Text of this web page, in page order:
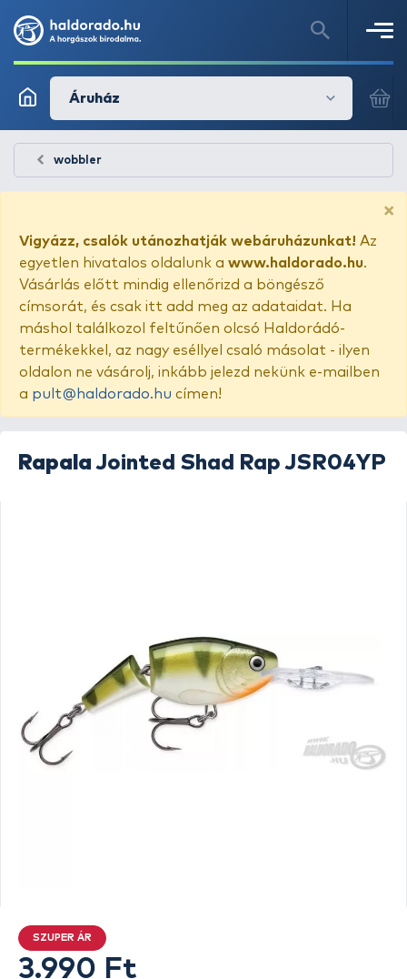
Áruház
wobbler
×
Vigyázz, csalók utánozhatják webáruházunkat! Az
egyetlen hivatalos oldalunk a www.haldorado.hu.
Vásárlás előtt mindig ellenőrizd a böngésző
címsorát, és csak itt add meg az adataidat. Ha
máshol találkozol feltűnően olcsó Haldorádó-
termékekkel, az nagy eséllyel csaló másolat - ilyen
oldalon ne vásárolj, inkább jelezd nekünk e-mailben
a pult@haldorado.hu címen!
Rapala Jointed Shad Rap JSR04YP
SZUPER ÁR
3.990 Ft